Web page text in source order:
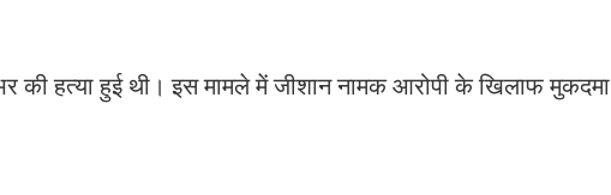
की हत्या हुई थी। इस मामले में जीशान नामक आरोपी के खिलाफ मुकदमा